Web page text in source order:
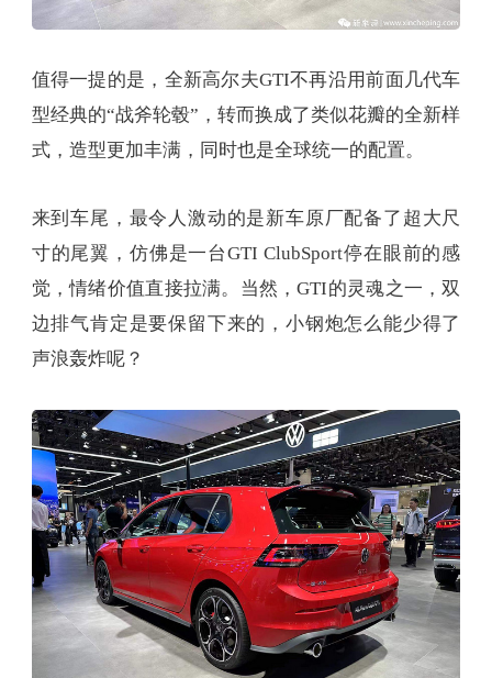
值得一提的是，全新高尔夫GTI不再沿用前面几代车
型经典的“战斧轮毂”，转而换成了类似花瓣的全新样
式，造型更加丰满，同时也是全球统一的配置。
来到车尾，最令人激动的是新车原厂配备了超大尺
寸的尾翼，仿佛是一台GTI ClubSport停在眼前的感
觉，情绪价值直接拉满。当然，GTI的灵魂之一，双
边排气肯定是要保留下来的，小钢炮怎么能少得了
声浪轰炸呢？